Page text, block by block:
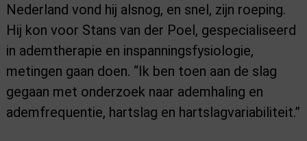
Nederland vond hij alsnog, en snel, zijn roeping.
Hij kon voor Stans van der Poel, gespecialiseerd
in ademtherapie en inspanningsfysiologie,
metingen gaan doen. “Ik ben toen aan de slag
gegaan met onderzoek naar ademhaling en
ademfrequentie, hartslag en hartslagvariabiliteit.”